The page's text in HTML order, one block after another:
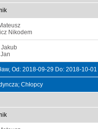
Nikodem
Jakub
Od: 2018-09-29 Do: 2018-10-01
Chłopcy